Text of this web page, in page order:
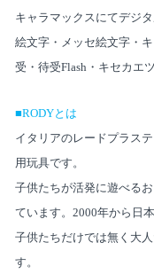
キャラマックスにてデジ
絵文字・メッセ絵文字・
受・待受Flash ・キセカエ
■RODYとは
イタリアのレードプラス
用玩具です。
子供たちが活発に遊べる
ています。 2000年から日
子供たちだけでは無く大
す。